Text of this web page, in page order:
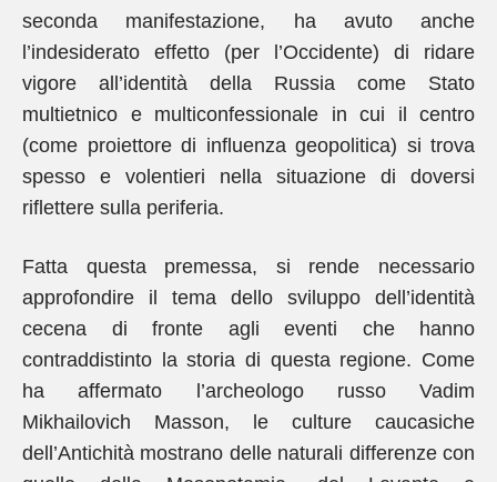
seconda manifestazione, ha avuto anche
l’indesiderato effetto (per l’Occidente) di ridare
vigore all’identità della Russia come Stato
multietnico e multiconfessionale in cui il centro
(come proiettore di influenza geopolitica) si trova
spesso e volentieri nella situazione di doversi
riflettere sulla periferia.
Fatta questa premessa, si rende necessario
approfondire il tema dello sviluppo dell’identità
cecena di fronte agli eventi che hanno
contraddistinto la storia di questa regione. Come
ha affermato l’archeologo russo Vadim
Mikhailovich Masson, le culture caucasiche
dell’Antichità mostrano delle naturali differenze con